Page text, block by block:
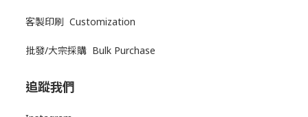
客製印刷 Customization
批發/大宗採購 Bulk Purchase
追蹤我們